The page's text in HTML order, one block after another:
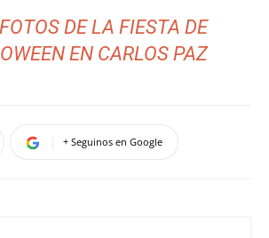
DE LA FIESTA DE
EN CARLOS PAZ
+ Seguinos en Google